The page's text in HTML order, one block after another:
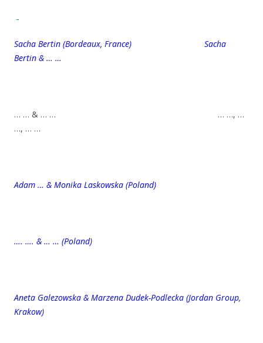
Sacha Bertin (Bordeaux, France) Sacha
Bertin & … …
… … & … … … …, …
…, … …
Adam … & Monika Laskowska (Poland)
…. …. & … … (Poland)
Aneta Galezowska & Marzena Dudek-Podlecka (Jordan Group,
Krakow)